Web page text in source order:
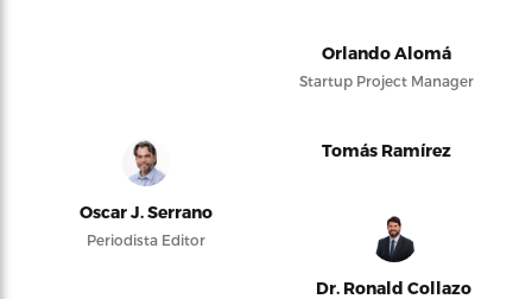
Orlando Alomá
Startup Project Manager
Oscar J. Serrano
Periodista Editor
Tomás Ramírez
Dr. Ronald Collazo